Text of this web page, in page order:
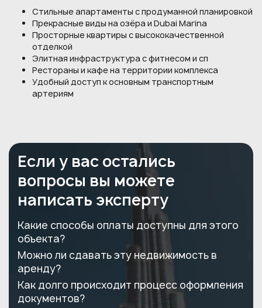
Стильные апартаменты с продуманной планировкой
Прекрасные виды на озёра и Dubai Marina
Просторные квартиры с высококачественной
отделкой
Элитная инфраструктура с фитнесом и сп
Рестораны и кафе на территории комплекса
Удобный доступ к основным транспортным
артериям
Если у вас остались
вопросы вы можете
написать эксперту
Какие способы оплаты доступны для этого
объекта?
Можно ли сдавать эту недвижимость в
аренду?
Как долго происходит процесс оформления
документов?